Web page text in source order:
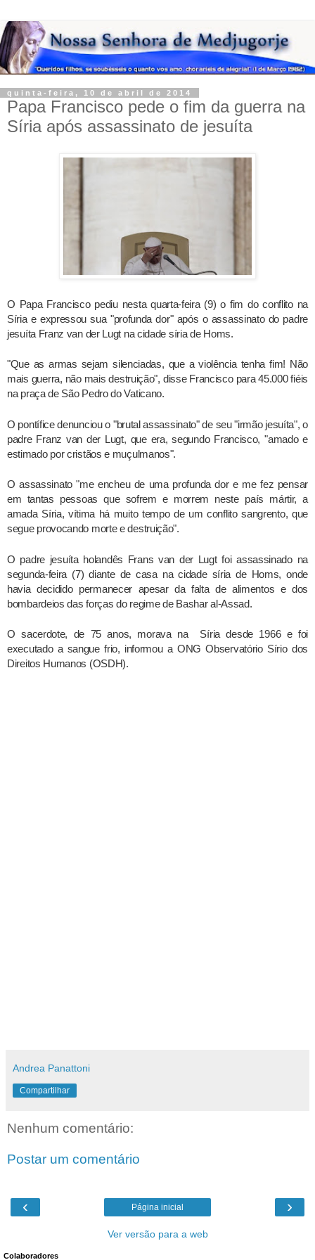
quinta-feira, 10 de abril de 2014
Papa Francisco pede o fim da guerra na
Síria após assassinato de jesuíta
O Papa Francisco pediu nesta quarta-feira (9) o fim do conflito na
Síria e expressou sua "profunda dor" após o assassinato do padre
jesuíta Franz van der Lugt na cidade síria de Homs.
"Que as armas sejam silenciadas, que a violência tenha fim! Não
mais guerra, não mais destruição", disse Francisco para 45.000 fiéis
na praça de São Pedro do Vaticano.
O pontífice denunciou o "brutal assassinato" de seu "irmão jesuíta", o
padre Franz van der Lugt, que era, segundo Francisco, "amado e
estimado por cristãos e muçulmanos".
O assassinato "me encheu de uma profunda dor e me fez pensar
em tantas pessoas que sofrem e morrem neste país mártir, a
amada Síria, vítima há muito tempo de um conflito sangrento, que
segue provocando morte e destruição".
O padre jesuíta holandês Frans van der Lugt foi assassinado na
segunda-feira (7) diante de casa na cidade síria de Homs, onde
havia decidido permanecer apesar da falta de alimentos e dos
bombardeios das forças do regime de Bashar al-Assad.
O sacerdote, de 75 anos, morava na Síria desde 1966 e foi
executado a sangue frio, informou a ONG Observatório Sírio dos
Direitos Humanos (OSDH).
Andrea Panattoni
Compartilhar
Nenhum comentário:
Postar um comentário
‹ ›
Página inicial
Ver versão para a web
Colaboradores